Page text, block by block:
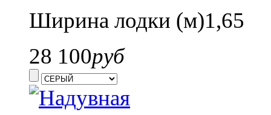
Ширина лодки (м)1,65
28 100руб